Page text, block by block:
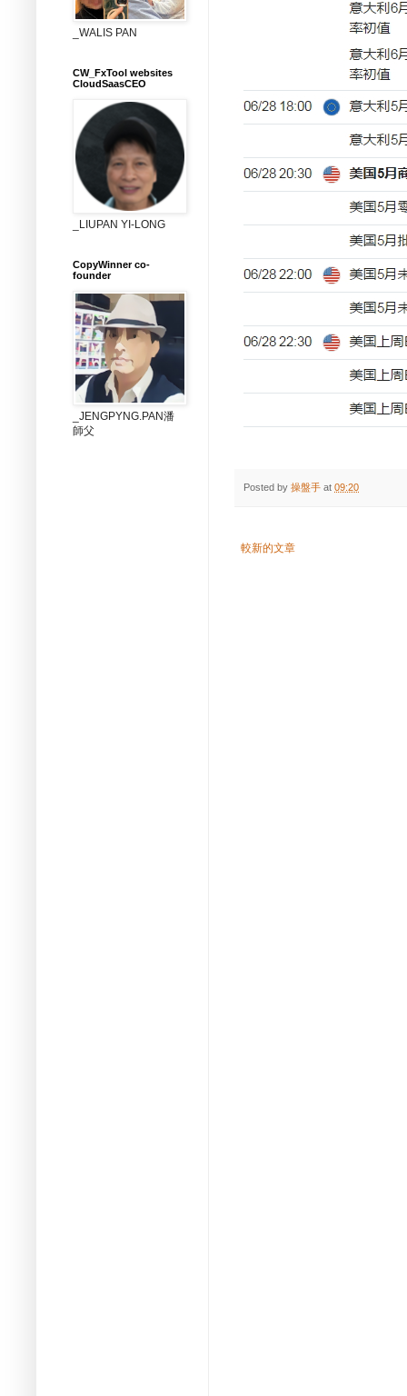
Posted by 操盤手 at 09:20
較新的文章
_WALIS PAN
CW_FxTool websites
CloudSaasCEO
_LIUPAN YI-LONG
CopyWinner co-
founder
_JENGPYNG.PAN潘
師父